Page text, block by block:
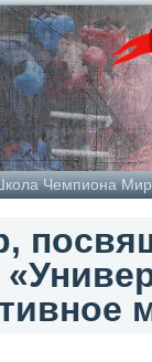
Чемпиона